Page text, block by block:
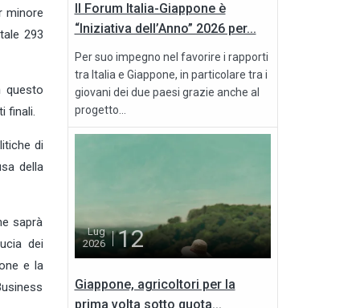
minore
293
questo
finali.
di
della
saprà
dei
e la
Il Forum Italia-Giappone è
“Iniziativa dell’Anno” 2026 per...
Per suo impegno nel favorire i rapporti
tra Italia e Giappone, in particolare tra i
giovani dei due paesi grazie anche al
progetto...
Lug
2026
12
Giappone, agricoltori per la
prima volta sotto quota...